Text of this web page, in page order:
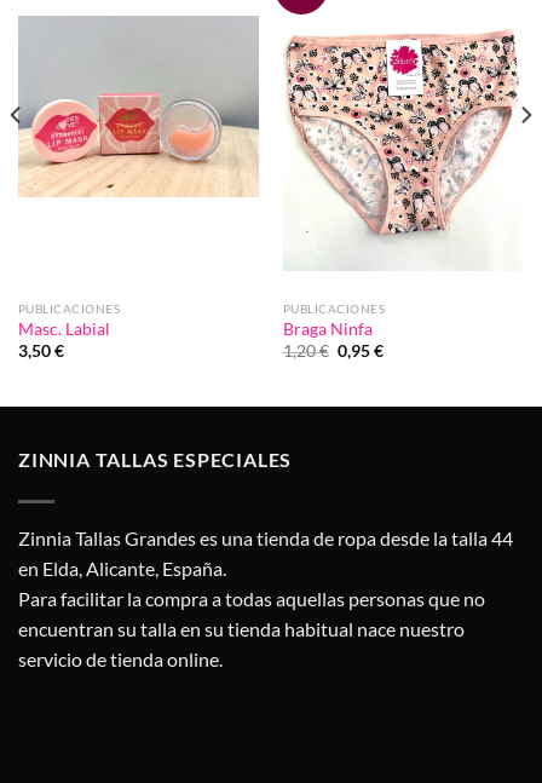
lista de
PUBLICACIONES
Masc. Labial
3,50€
deseos
PUBLICACIONES
Braga Ninfa
1,20€ El
precio
1,20 €.
0,95€El
0,95 €.
ZINNIA TALLAS ESPECIALES
Zinnia Tallas Grandes es una tienda de ropa desde la talla 44
en Elda, Alicante, España.
Para facilitar la compra a todas aquellas personas que no
encuentran su talla en su tienda habitual nace nuestro
servicio de tienda online.